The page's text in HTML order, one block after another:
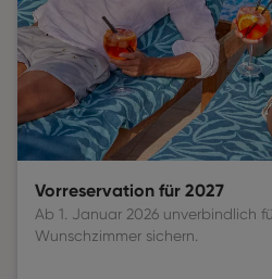
Vorreservation für 2027
Ab 1. Januar 2026 unverbindlich
Wunschzimmer sichern.